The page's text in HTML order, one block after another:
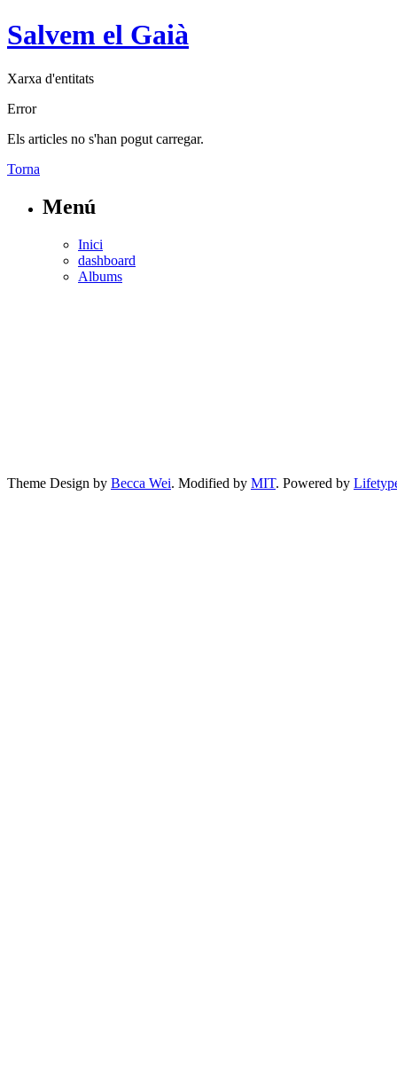
Salvem el Gaià
Xarxa d'entitats
Error
Els articles no s'han pogut carregar.
Torna
Menú
Inici
dashboard
Albums
Theme Design by Becca Wei. Modified by MIT. Powered by